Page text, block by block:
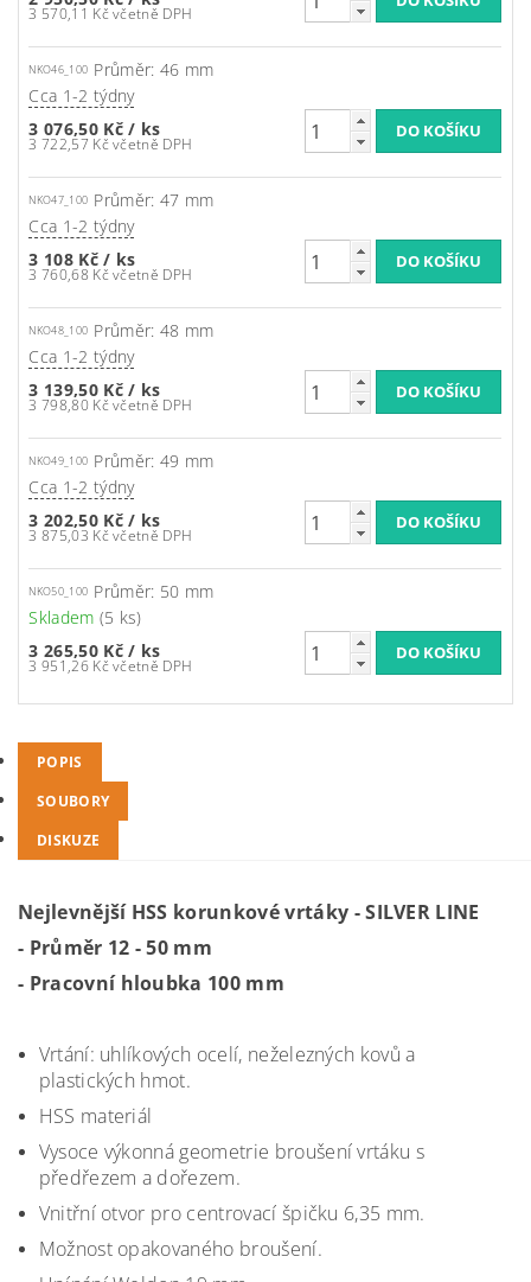
3 570,11 Kč včetně DPH
NKO46_100 Průměr: 46 mm
Cca 1-2 týdny
3 076,50 Kč/ ks
3 722,57 Kč včetně DPH
NKO47_100 Průměr: 47 mm
Cca 1-2 týdny
3 108 Kč/ ks
3 760,68 Kč včetně DPH
NKO48_100 Průměr: 48 mm
Cca 1-2 týdny
3 139,50 Kč/ ks
3 798,80 Kč včetně DPH
NKO49_100 Průměr: 49 mm
Cca 1-2 týdny
3 202,50 Kč/ ks
3 875,03 Kč včetně DPH
NKO50_100 Průměr: 50 mm
Skladem (5 ks)
3 265,50 Kč/ ks
3 951,26 Kč včetně DPH
POPIS
SOUBORY
DISKUZE
Nejlevnější HSS korunkové vrtáky - SILVER LINE
- Průměr 12 - 50 mm
- Pracovní hloubka 100 mm
Vrtání: uhlíkových ocelí, neželezných kovů a
plastických hmot.
HSS materiál
Vysoce výkonná geometrie broušení vrtáku s
předřezem a dořezem.
Vnitřní otvor pro centrovací špičku 6,35 mm.
Možnost opakovaného broušení.